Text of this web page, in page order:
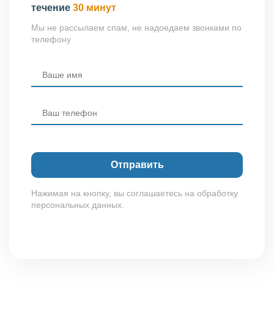
течение 30 минут
Мы не рассылаем спам, не надоедаем звонками по
телефону
Нажимая на кнопку, вы соглашаетесь на обработку
персональных данных.